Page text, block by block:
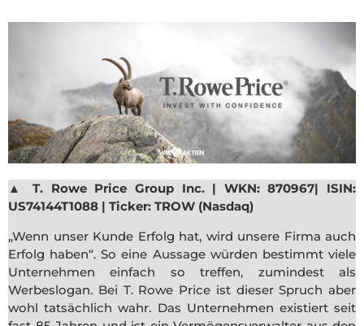
▲T. Rowe Price Group Inc. | WKN: 870967| ISIN:
US74144T1088 | Ticker: TROW (Nasdaq)
„Wenn unser Kunde Erfolg hat, wird unsere Firma auch
Erfolg haben“. So eine Aussage würden bestimmt viele
Unternehmen einfach so treffen, zumindest als
Werbeslogan. Bei T. Rowe Price ist dieser Spruch aber
wohl tatsächlich wahr. Das Unternehmen existiert seit